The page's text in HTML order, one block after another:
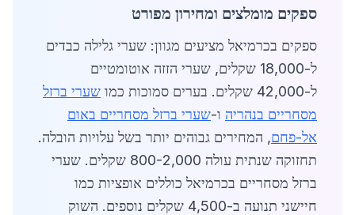
ספקים מומלצים ומחירון מפורט
ספקים בכרמיאל מציעים מגוון: שערי גלילה כבדים
ל-18,000 שקלים, שערי הזזה אוטומטיים
ל-42,000 שקלים. בערים סמוכות כמו
שערי ברזל
מסחריים בנהריה ו-שערי ברזל מסחריים באום
אל-פחם, המחירים גבוהים יותר בשל עלויות הובלה.
תחזוקה שנתית עולה 800-2,000 שקלים. שערי
ברזל מסחריים בכרמיאל כוללים אופציות כמו
חיישני תנועה ב-4,500 שקלים נוספים. השוק